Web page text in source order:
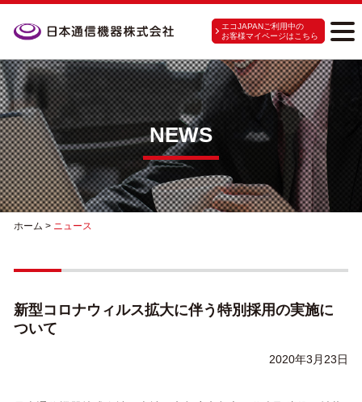
エコJAPANご利用中の
お客様マイページはこちら
NEWS
ホーム > ニュース
新型コロナウィルス拡大に伴う特別採用の実施に
ついて
2020年3月23日